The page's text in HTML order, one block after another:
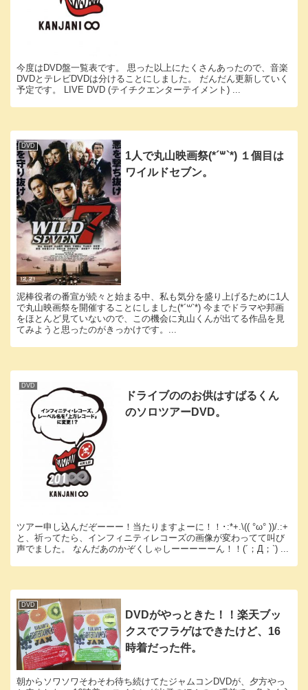
今度はDVD盤一覧表です。 思った以上にたくさんあったので、音楽
DVDとテレビDVDは分けることにしました。 だんだん更新していく
予定です。 LIVE DVD (テイチクエンターテイメント) ...
DVD
1人で丸山映画祭(*´꒳`*) １個目は
ワイルドセブン。
泥棒役者の番宣が続々と始まる中、私も気分を盛り上げるために1人
で丸山映画祭を開催することにしました(*´꒳`*) 今までドラマや邦画
をほとんど見ていないので、この機会に丸山くんが出てる作品を見
てみようと思ったのがきっかけです。...
DVD
ドライブののお供はすばるくん
のソロツアーDVD。
ツアー申し込んだぞーーー！当たりますよーに！！･:*+.\(( °ω° ))/.:+
と、祈ってたら、インフィニティレコーズの画像が変わってて叫び
声でました。 なんだあのかぞくしゃしーーーーーん！！(´；Д；`) ...
DVD
DVDがやっときた！！楽天ブッ
クスでフラゲはできたけど、16
時着だった件。
朝からソワソワそわそわ待ち続けてたジャムコンDVDが、夕方やっ